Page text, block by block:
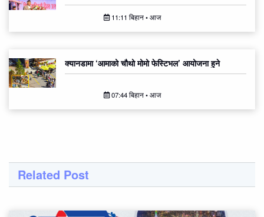
11:11 बिहान • आज
क्यानडामा ‘आमाको चौथो मोमो फेस्टिभल’ आयोजना हुने
07:44 बिहान • आज
Related Post